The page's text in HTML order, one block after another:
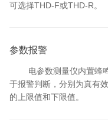
可选择THD-F或THD-R。
参数报警
电参数测量仪内置蜂鸣
于报警判断，分别为真有
的上限值和下限值。